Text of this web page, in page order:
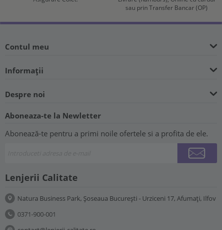
sau prin Transfer Bancar (OP)
Contul meu
Informații
Despre noi
Aboneaza-te la Newletter
Abonează-te pentru a primi noile ofertele si a profita de ele.
Lenjerii Calitate
Natura Business Park, Șoseaua București - Urziceni 17, Afumați, Ilfov
0371-900-001